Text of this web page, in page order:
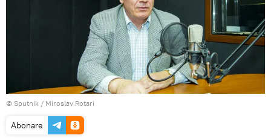
© Sputnik / Miroslav Rotari
Abonare